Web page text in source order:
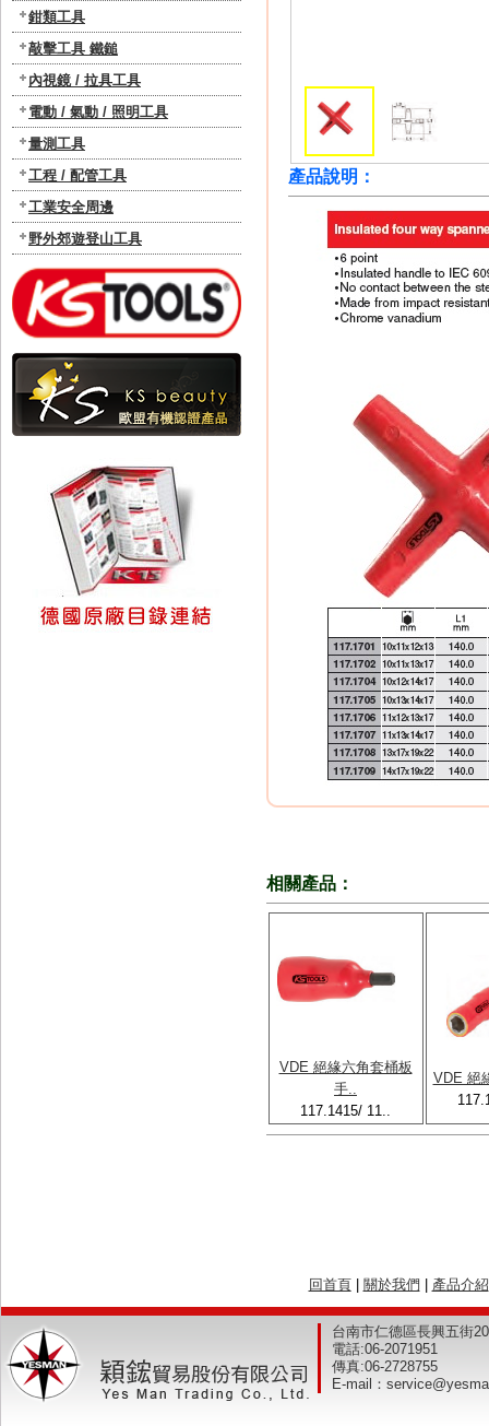
鉗類工具
敲擊工具 鐵鎚
內視鏡 / 拉具工具
電動 / 氣動 / 照明工具
量測工具
工程 / 配管工具
工業安全周邊
野外郊遊登山工具
產品說明：
相關產品：
VDE 絕緣六角套桶板
手..
117.1415/ 11..
VDE 絕
回首頁| 關於我們 | 產品介紹
台南市仁德區長興五街
電話:06-2071951
傳真:06-2728755
E-mail：